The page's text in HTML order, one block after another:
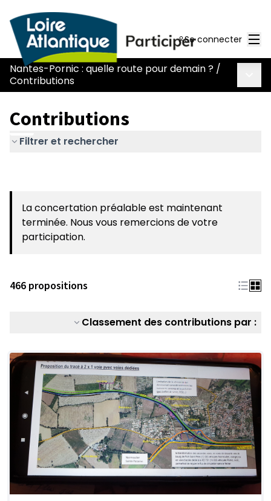
Se connecter
Nantes-Pornic : quelle route pour demain ? /
Contributions
Contributions
Filtrer et rechercher
La concertation préalable est maintenant
terminée. Nous vous remercions de votre
participation.
466 propositions
Classement des contributions par :